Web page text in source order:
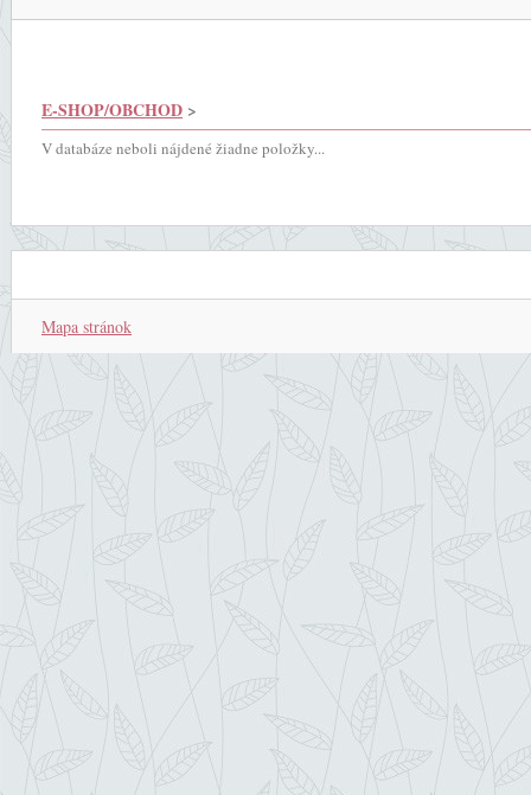
E-SHOP/OBCHOD >
V databáze neboli nájdené žiadne položky...
Mapa stránok